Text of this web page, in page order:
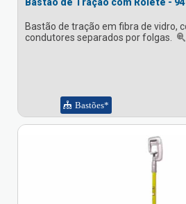
Bastão de tração em fibra de vidro,
condutores separados por folgas.
Bastões*